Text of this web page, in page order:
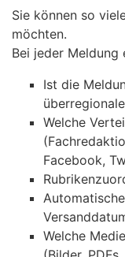
Sie können so
möchten.
Bei jeder Meldung
Ist die
Welche
Facebook,
Welche